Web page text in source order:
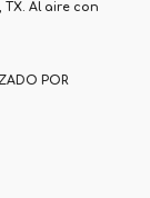
TX. Al aire con
POR